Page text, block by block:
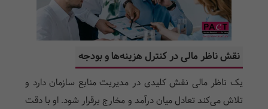
نقش ناظر مالی در کنترل هزینه‌ها و بودجه
یک ناظر مالی نقش کلیدی در مدیریت منابع سازمان دارد و
تلاش می‌کند تعادل میان درآمد و مخارج برقرار شود. او با دقت